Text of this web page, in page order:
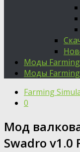
Моды
Моды
Farming
0
Moд
Swadro v1.0